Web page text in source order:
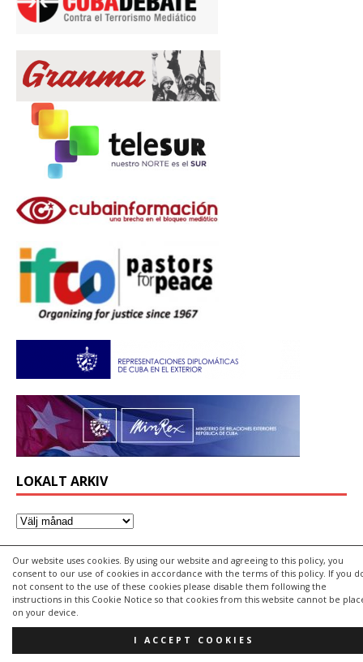
Our website uses cookies. By using our website and agreeing to this policy, you
consent to our use of cookies in accordance with the terms of this policy. If you
not consent to the use of these cookies please disable them following the
instructions in this Cookie Notice so that cookies from this website cannot be
on your device.
I ACCEPT COOKIES
LOKALT ARKIV
Svensk-Kubanska föreningen
Besöksadress:
Solidaritetsrörelsens Hus
116 41 Stockholm